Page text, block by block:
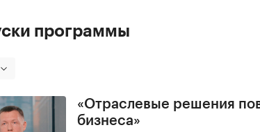
программы
«Отраслевые решения
бизнеса»